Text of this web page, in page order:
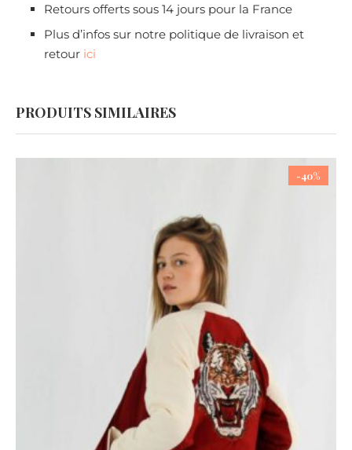
Retours offerts sous 14 jours pour la France
Plus d’infos sur notre politique de livraison et
retour ici
PRODUITS SIMILAIRES
-40%